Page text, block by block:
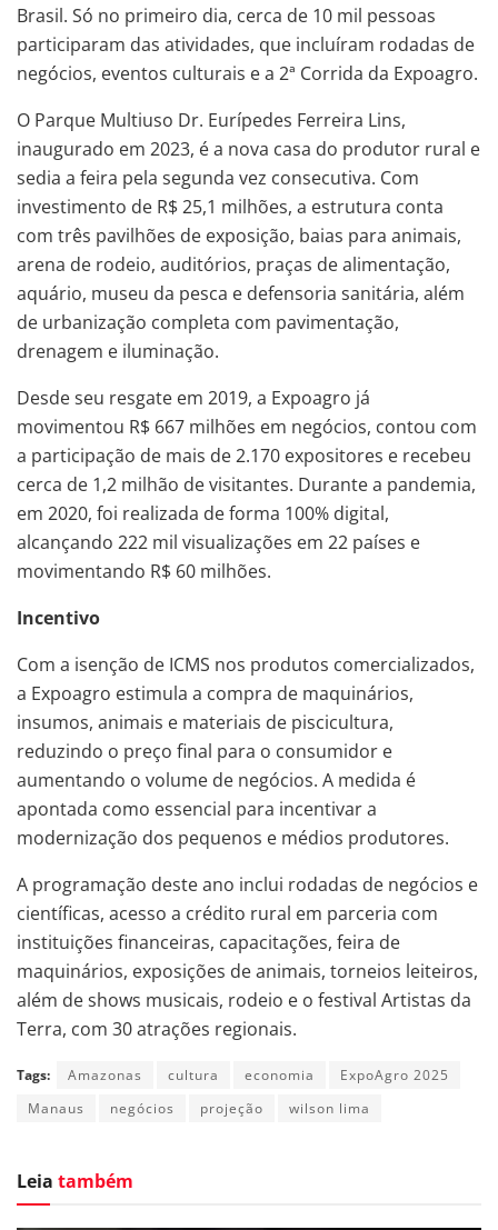
Brasil. Só no primeiro dia, cerca de 10 mil pessoas
participaram das atividades, que incluíram rodadas de
negócios, eventos culturais e a 2ª Corrida da Expoagro.
O Parque Multiuso Dr. Eurípedes Ferreira Lins,
inaugurado em 2023, é a nova casa do produtor rural e
sedia a feira pela segunda vez consecutiva. Com
investimento de R$ 25,1 milhões, a estrutura conta
com três pavilhões de exposição, baias para animais,
arena de rodeio, auditórios, praças de alimentação,
aquário, museu da pesca e defensoria sanitária, além
de urbanização completa com pavimentação,
drenagem e iluminação.
Desde seu resgate em 2019, a Expoagro já
movimentou R$ 667 milhões em negócios, contou com
a participação de mais de 2.170 expositores e recebeu
cerca de 1,2 milhão de visitantes. Durante a pandemia,
em 2020, foi realizada de forma 100% digital,
alcançando 222 mil visualizações em 22 países e
movimentando R$ 60 milhões.
Incentivo
Com a isenção de ICMS nos produtos comercializados,
a Expoagro estimula a compra de maquinários,
insumos, animais e materiais de piscicultura,
reduzindo o preço final para o consumidor e
aumentando o volume de negócios. A medida é
apontada como essencial para incentivar a
modernização dos pequenos e médios produtores.
A programação deste ano inclui rodadas de negócios e
científicas, acesso a crédito rural em parceria com
instituições financeiras, capacitações, feira de
maquinários, exposições de animais, torneios leiteiros,
além de shows musicais, rodeio e o festival Artistas da
Terra, com 30 atrações regionais.
Tags: Amazonas cultura economia
ExpoAgro 2025
Manaus
negócios projeção wilson lima
Leia também